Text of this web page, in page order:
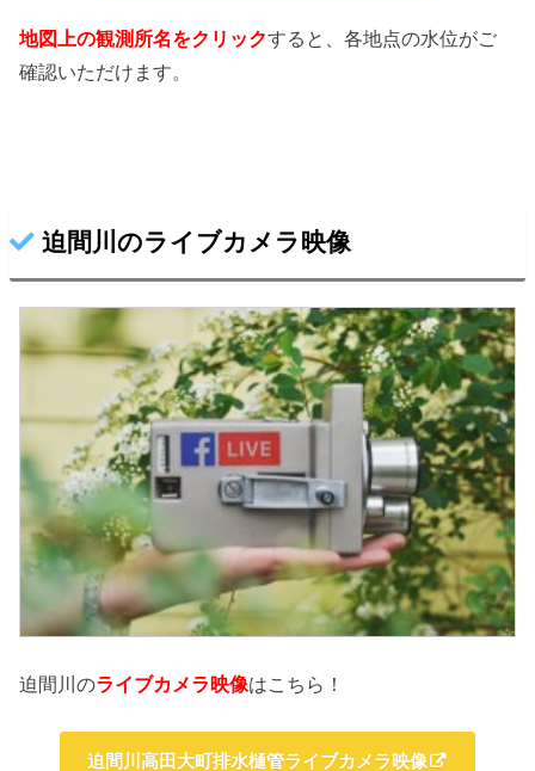
地図上の観測所名をクリックすると、各地点の水位がご
確認いただけます。
迫間川のライブカメラ映像
迫間川のライブカメラ映像はこちら！
迫間川高田大町排水樋管ライブカメラ映像